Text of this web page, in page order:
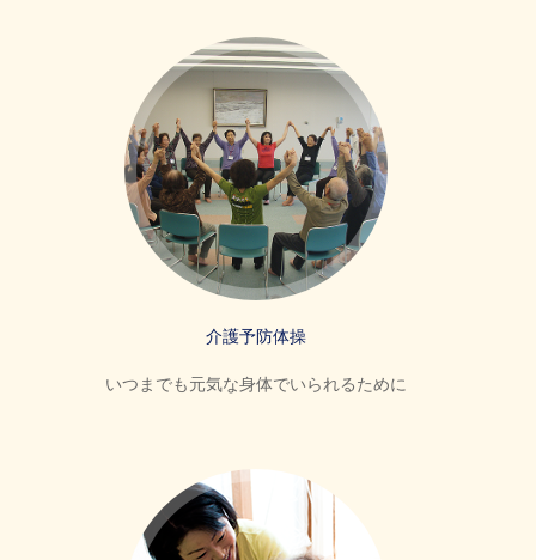
介護予防体操
いつまでも元気な身体でいられるために